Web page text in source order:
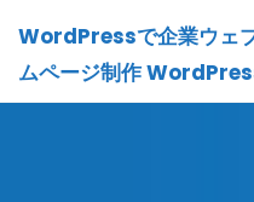
content
WordPressで企業ウェ
ムページ制作